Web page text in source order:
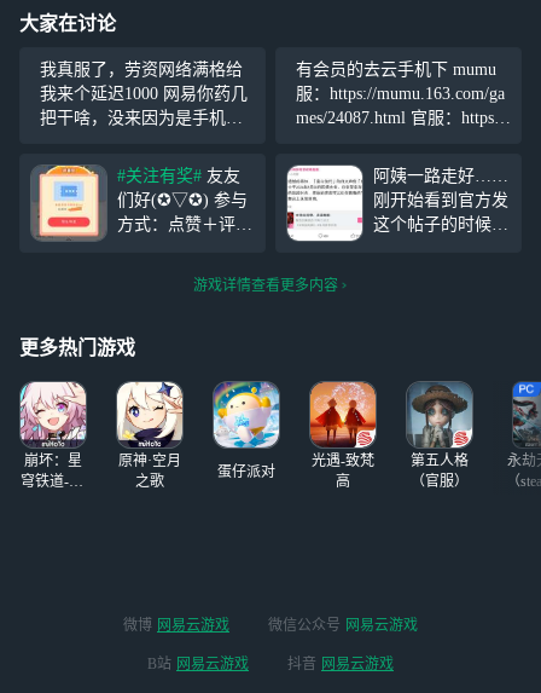
大家在讨论
我真服了，劳资网络满格给
我来个延迟1000 网易你药几
把干啥，没来因为是手机的
有会员的去云手机下 mumu
服：https://mumu.163.com/ga
mes/24087.html 官服：https://
#关注有奖# 友友
们好(✪▽✪) 参与
方式：点赞＋评论
的友友提前说明）
【活动奖励】抽送
h】 我最喜欢：赞
［手游时长1h］
最佳幸运儿：随机
阿姨一路走好……
刚开始看到官方发
这个帖子的时候，
唠。我只希望官方
不要换声优了 这
样想阿姨的时候就
可以听一听
游戏详情查看更多内容
更多热门游戏
崩坏：星
穹铁道-4.4
原神·空月
之歌
蛋仔派对
光遇-致梵
高
第五人格
（官服）
永劫
（
微博 网易云游戏 微信公众号 网易云游戏
B站 网易云游戏 抖音 网易云游戏